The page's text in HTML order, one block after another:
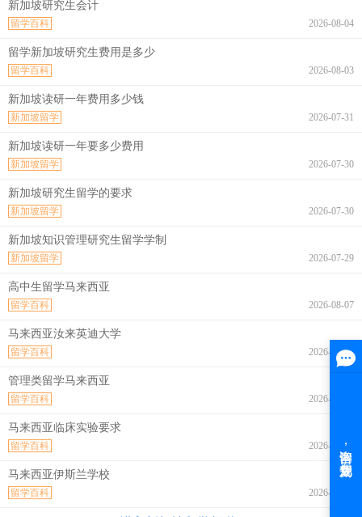
新加坡研究生会计
2026-08-04
留学百科
留学新加坡研究生费用是多少
2026-08-03
留学百科
新加坡读研一年费用多少钱
2026-07-31
新加坡留学
新加坡读研一年要多少费用
2026-07-30
新加坡留学
新加坡研究生留学的要求
2026-07-30
新加坡留学
新加坡知识管理研究生留学学制
2026-07-29
新加坡留学
高中生留学马来西亚
2026-08-07
留学百科
马来西亚汝来英迪大学
2026-08-07
留学百科
管理类留学马来西亚
2026-08-07
留学百科
马来西亚临床实验要求
2026-08-07
留学百科
马来西亚伊斯兰学校
2026-08-07
留学百科